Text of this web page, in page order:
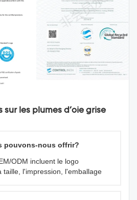
sur les plumes d'oie grise
pouvons-nous offrir?
ODM incluent le logo
taille, l'impression, l'emballage